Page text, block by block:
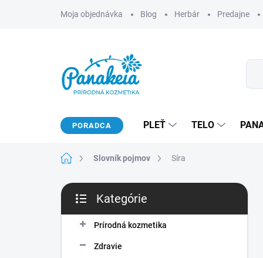
Moja objednávka Blog Herbár Predajne
PORADCA PLEŤ TELO
DomovSlovník pojmov Síra
B
č
kategórie
Kategórie
Prírodná kozmetika
Zdravie